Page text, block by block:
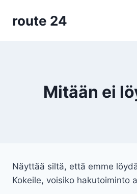
sisältöön
route 24
Mitään ei
Näyttää siltä, että emme
Kokeile, voisiko hakutoiminto